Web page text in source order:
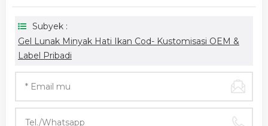
Subyek :
Gel Lunak Minyak Hati Ikan Cod- Kustomisasi OEM &
Label Pribadi